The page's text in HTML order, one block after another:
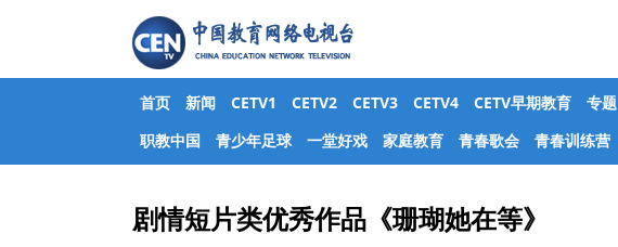
首页 新闻 CETV1 CETV2 CETV3 CETV4 CETV早期教育 专题
职教中国
青少年足球 一堂好戏 家庭教育 青春歌会 青春训练营
剧情短片类优秀作品《珊瑚她在等》